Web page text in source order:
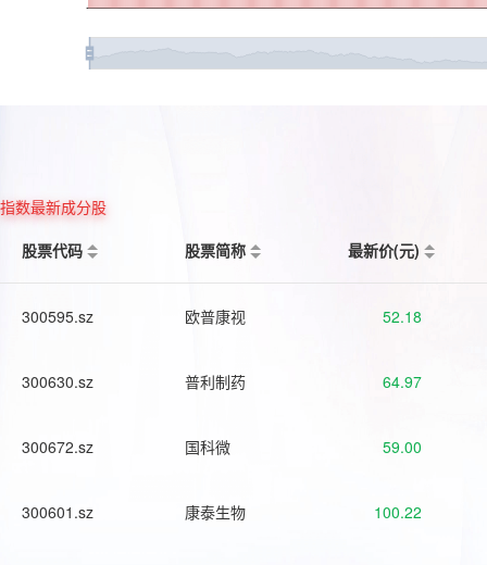
指数最新成分股
股票代码
股票简称 最新价(元)
300595.sz 欧普康视 52.18
300630.sz 普利制药 64.97
300672.sz 国科微 59.00
300601.sz 康泰生物 100.22